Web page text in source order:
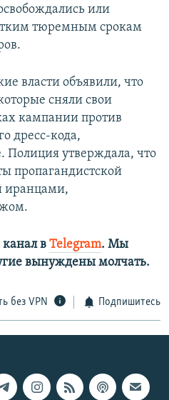
или
тюремным срокам
власти объявили, что
сняли свои
кампании против
дресс-кода,
Полиция утверждала, что
пропагандистской
иранцами,
в Telegram. Мы
вынуждены молчать.
без VPN Подпишитесь